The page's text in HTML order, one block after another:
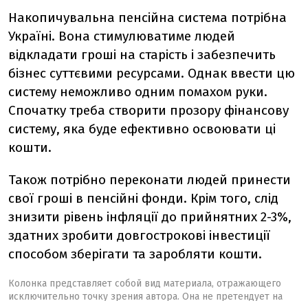
Накопичувальна пенсійна система потрібна
Україні. Вона стимулюватиме людей
відкладати гроші на старість і забезпечить
бізнес суттєвими ресурсами. Однак ввести цю
систему неможливо одним помахом руки.
Спочатку треба створити прозору фінансову
систему, яка буде ефективно освоювати ці
кошти.
Також потрібно переконати людей принести
свої гроші в пенсійні фонди. Крім того, слід
знизити рівень інфляції до прийнятних 2-3%,
здатних зробити довгострокові інвестиції
способом зберігати та заробляти кошти.
Колонка представляет собой вид материала, отражающего
исключительно точку зрения автора. Она не претендует на